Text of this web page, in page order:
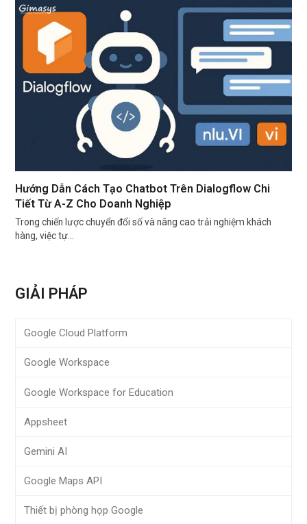
Hướng Dẫn Cách Tạo Chatbot Trên Dialogflow Chi
Tiết Từ A-Z Cho Doanh Nghiệp
Trong chiến lược chuyển đổi số và nâng cao trải nghiệm khách
hàng, việc tự…
GIẢI PHÁP
Google Cloud Platform
Google Workspace
Google Workspace for Education
Appsheet
Gemini AI
Google Maps API
Thiết bị phòng họp Google